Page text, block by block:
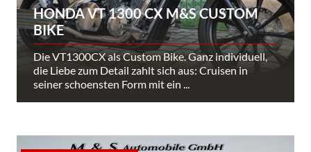
HONDA VT 1300 CX M&S CUSTOM
BIKE
Die VT1300CX als Custom Bike. Ganz individuell,
die Liebe zum Detail zahlt sich aus: Cruisen in
seiner schoensten Form mit ein ...